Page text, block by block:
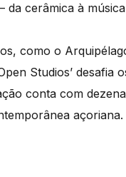
cerâmica à
como o
Studios’ desafia
conta com
açoriana.